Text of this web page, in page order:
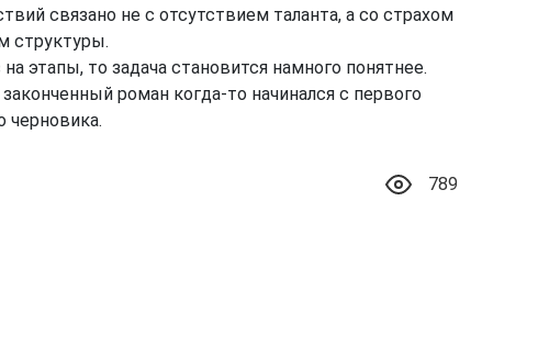
связано не с отсутствием таланта, а со страхом
структуры.
этапы, то задача становится намного понятнее.
роман когда-то начинался с первого
черновика.
789